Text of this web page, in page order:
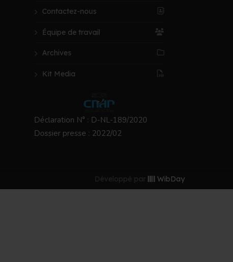
Contactez-nous
Équipe de travail
Archives
Kit Media
Déclaration N° : D-NL-189/2020
Dossier presse : 2022/02
Développé par WibDay